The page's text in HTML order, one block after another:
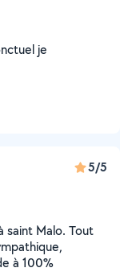
je
5/5
saint Malo. Tout
à 100%